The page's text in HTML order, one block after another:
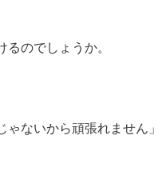
のでしょうか。
ないから頑張れません」